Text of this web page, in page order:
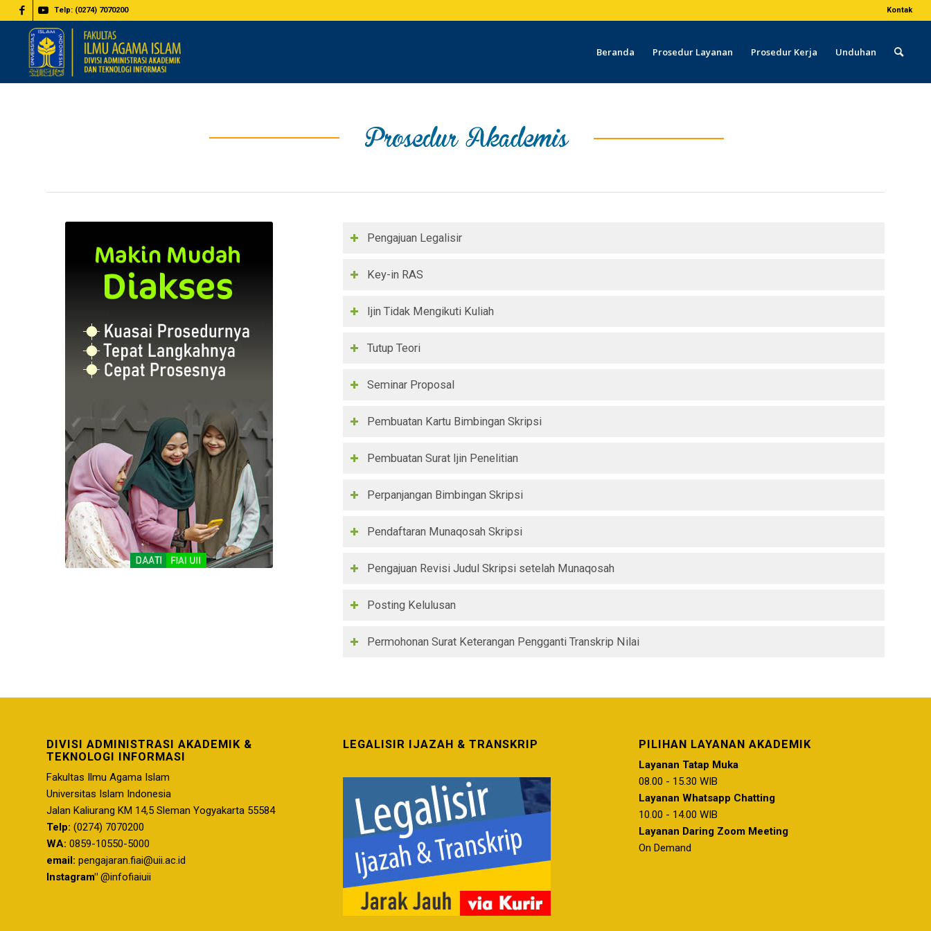
Kontak
Telp: (0274) 7070200
Beranda Prosedur Layanan Prosedur Kerja Unduhan
Pengajuan Legalisir
Key-in RAS
Ijin Tidak Mengikuti Kuliah
Tutup Teori
Seminar Proposal
Pembuatan Kartu Bimbingan Skripsi
Pembuatan Surat Ijin Penelitian
Perpanjangan Bimbingan Skripsi
Pendaftaran Munaqosah Skripsi
Pengajuan Revisi Judul Skripsi setelah Munaqosah
Posting Kelulusan
Permohonan Surat Keterangan Pengganti Transkrip Nilai
DIVISI ADMINISTRASI AKADEMIK &
TEKNOLOGI INFORMASI
Fakultas Ilmu Agama Islam
Universitas Islam Indonesia
Jalan Kaliurang KM 14,5 Sleman Yogyakarta 55584
Telp: (0274) 7070200
WA: 0859-10550-5000
email: pengajaran.fiai@uii.ac.id
Instagram" @infofiaiuii
LEGALISIR IJAZAH & TRANSKRIP PILIHAN LAYANAN AKADEMIK
Layanan Tatap Muka
08.00 - 15.30 WIB
Layanan Whatsapp Chatting
10.00 - 14.00 WIB
Layanan Daring Zoom Meeting
On Demand